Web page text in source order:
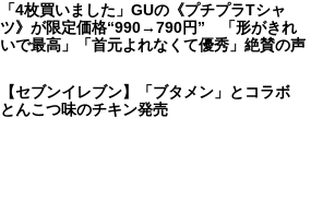
「4枚買いました」GUの《プチプラTシャ
ツ》が限定価格“990→790円” 「形がきれ
いで最高」「首元よれなくて優秀」絶賛の声
【セブンイレブン】「ブタメン」とコラボ
とんこつ味のチキン発売